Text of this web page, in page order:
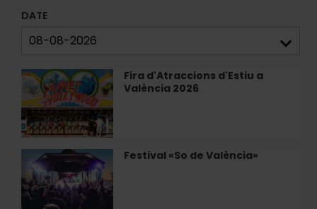
DATE
Fira d'Atraccions d'Estiu a
València 2026
Fira
d'Atraccions
d'Estiu
a
València
2026
Festival «So de València»
Festival
«So
de
València»